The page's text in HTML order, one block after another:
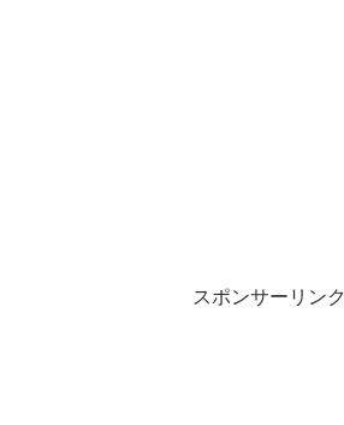
スポンサーリンク